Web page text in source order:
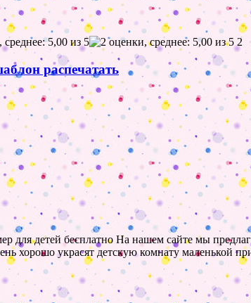
2
распечатать
для детей бесплатно На нашем сайте мы
хорошо украсят детскую комнату маленькой